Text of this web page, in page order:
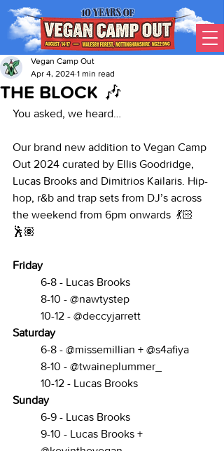
THE BLOCK 🎶
Vegan Camp Out
Apr 4, 2024 1 min read
You asked, we heard…
Our brand new addition to Vegan Camp
Out 2024 curated by Ellis Goodridge,
Lucas Brooks and Dimitrios Kailaris. Hip-
hop, r&b and trap sets from DJ’s across
the weekend from 6pm onwards  💃🏻
🕺🏽
Friday
6-8 - Lucas Brooks
8-10 - @nawtystep
10-12 - @deccyjarrett
Saturday
6-8 - @missemillian + @s4afiya
8-10 - @twaineplummer_
10-12 - Lucas Brooks
Sunday
6-9 - Lucas Brooks
9-10 - Lucas Brooks +